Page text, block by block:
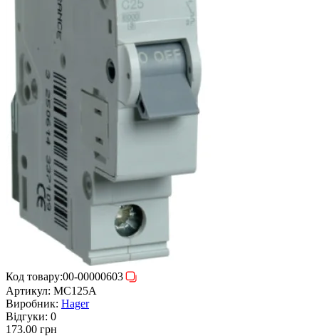
Код товару:00-00000603
Артикул: MC125A
Виробник: Hager
Відгуки: 0
173.00 грн